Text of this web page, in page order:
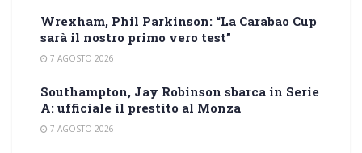
Wrexham, Phil Parkinson: “La Carabao Cup
sarà il nostro primo vero test”
7 AGOSTO 2026
Southampton, Jay Robinson sbarca in Serie
A: ufficiale il prestito al Monza
7 AGOSTO 2026